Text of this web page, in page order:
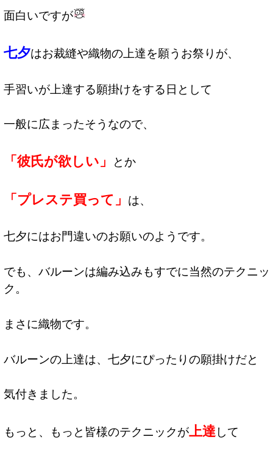
面白いですが
七夕はお裁縫や織物の上達を願うお祭りが、
手習いが上達する願掛けをする日として
一般に広まったそうなので、
「彼氏が欲しい」 とか
「プレステ買って」 は、
七夕にはお門違いのお願いのようです。
でも、バルーンは編み込みもすでに当然のテクニッ
ク。
まさに織物です。
バルーンの上達は、七夕にぴったりの願掛けだと
気付きました。
もっと、もっと皆様のテクニックが上達して